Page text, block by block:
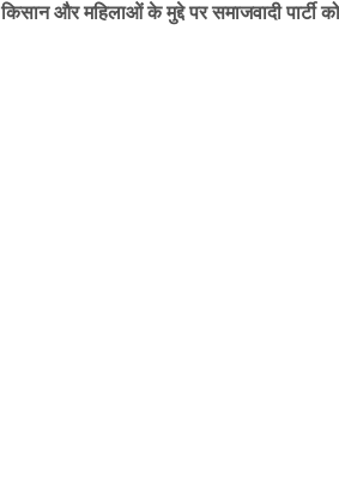
किसान और महिलाओं के मुद्दे पर समाजवादी पार्टी